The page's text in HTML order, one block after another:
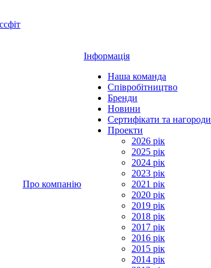
Про компанію
Інформація
Наша команда
Співробітництво
Бренди
Новини
Сертифікати та нагороди
Проекти
2026 рік
2025 рік
2024 рік
2023 рік
2021 рік
2020 рік
2019 рік
2018 рік
2017 рік
2016 рік
2015 рік
2014 рік